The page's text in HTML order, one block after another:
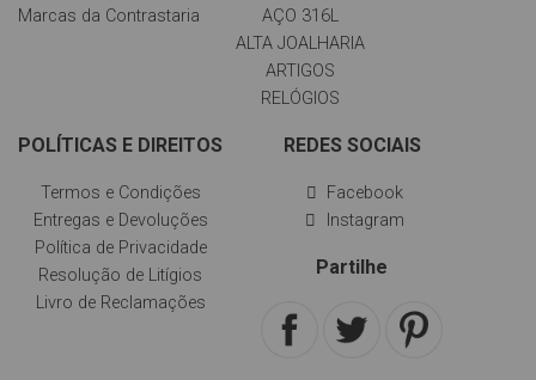
Marcas da Contrastaria
AÇO 316L
ALTA JOALHARIA
ARTIGOS
RELÓGIOS
POLÍTICAS E DIREITOS
Termos e Condições
Entregas e Devoluções
Política de Privacidade
Resolução de Litígios
Livro de Reclamações
REDES SOCIAIS
Facebook
Instagram
Partilhe